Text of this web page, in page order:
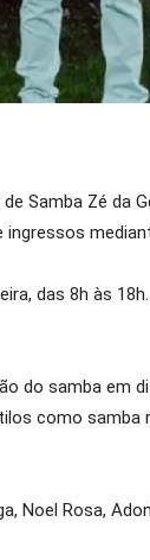
Samba Zé da
das 8h às
do samba em
como samba
Rosa,